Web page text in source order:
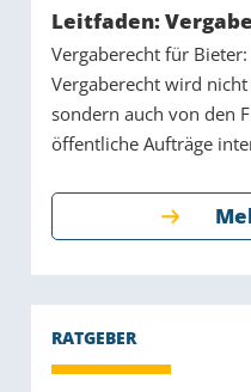
Leitfaden:
Vergaberecht für
Vergaberecht wird
sondern auch von den
öffentliche Aufträge